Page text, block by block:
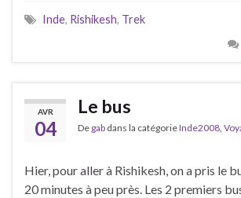
Inde, Rishikesh, Trek
AVR
04
Le bus
De gab dans la catégorieInde2008,
Hier, pour aller à Rishikesh, on a pris le
20 minutes à peu près. Les 2 premiers